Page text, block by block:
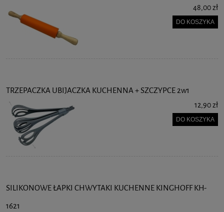
48,00 zł
DO KOSZYKA
TRZEPACZKA UBIJACZKA KUCHENNA + SZCZYPCE 2w1
12,90 zł
DO KOSZYKA
SILIKONOWE ŁAPKI CHWYTAKI KUCHENNE KINGHOFF KH-
1621